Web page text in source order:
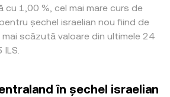
cu 1,00 %, cel mai mare curs de
șechel israelian nou fiind de
scăzută valoare din ultimele 24
în șechel israelian